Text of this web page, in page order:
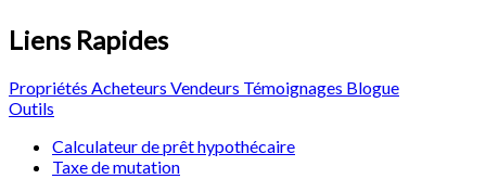
Liens Rapides
Propriétés Acheteurs Vendeurs Témoignages Blogue
Outils
Calculateur de prêt hypothécaire
Taxe de mutation